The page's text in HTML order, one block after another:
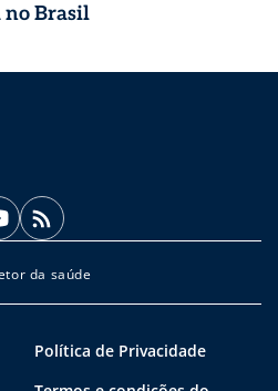
no Brasil
da saúde
Política de Privacidade